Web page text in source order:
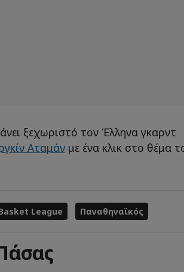
ξεχωριστό τον Έλληνα γκαρντ
Αταμάν με ένα κλικ στο θέμα
League Παναθηναϊκός